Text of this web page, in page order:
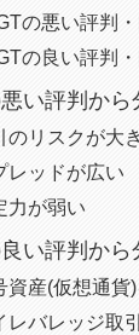
の悪い評判・
の良い評判・
い評判から
のリスクが大
レッドが広い
力が弱い
い評判から
資産(仮想通貨
レバレッジ取